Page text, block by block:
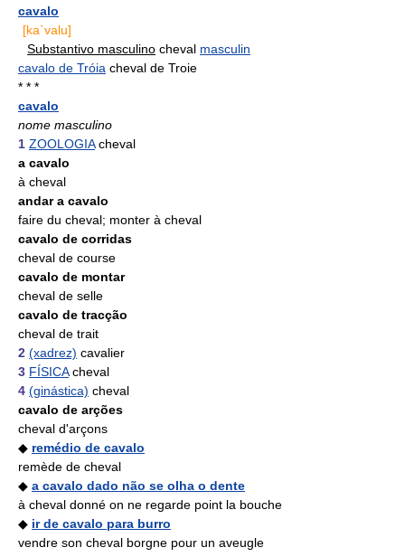
cavalo
[ka`valu]
Substantivo masculino cheval masculin
cavalo de Tróia cheval de Troie
* * *
cavalo
nome masculino
1 ZOOLOGIAcheval
a cavalo
à cheval
andar a cavalo
faire du cheval; monter à cheval
cavalo de corridas
cheval de course
cavalo de montar
cheval de selle
cavalo de tracção
cheval de trait
2 (xadrez) cavalier
3 FÍSICAcheval
4 (ginástica) cheval
cavalo de arções
cheval d'arçons
◆ remédio de cavalo
remède de cheval
◆ a cavalo dado não se olha o dente
à cheval donné on ne regarde point la bouche
◆ ir de cavalo para burro
vendre son cheval borgne pour un aveugle